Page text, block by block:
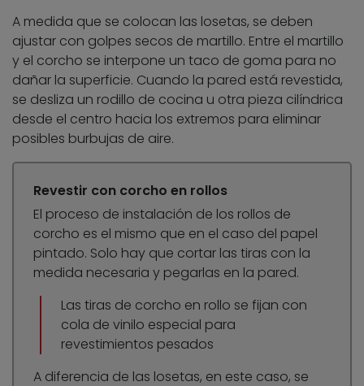
A medida que se colocan las losetas, se deben
ajustar con golpes secos de martillo. Entre el martillo
y el corcho se interpone un taco de goma para no
dañar la superficie. Cuando la pared está revestida,
se desliza un rodillo de cocina u otra pieza cilíndrica
desde el centro hacia los extremos para eliminar
posibles burbujas de aire.
Revestir con corcho en rollos
El proceso de instalación de los rollos de
corcho es el mismo que en el caso del papel
pintado. Solo hay que cortar las tiras con la
medida necesaria y pegarlas en la pared.
Las tiras de corcho en rollo se fijan con
cola de vinilo especial para
revestimientos pesados
A diferencia de las losetas, en este caso, se